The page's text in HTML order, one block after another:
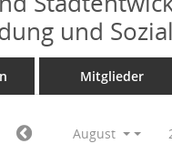
und
Mitglieder
August